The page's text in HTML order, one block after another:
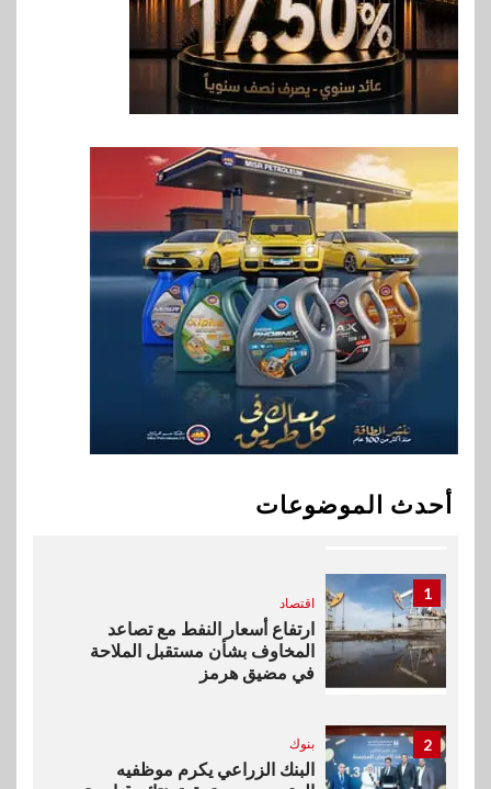
أحدث الموضوعات
فيكسد مصر و”حلول” تتشاركان
في تطوير أول منصة للسياحة
الصحية في مصر والشرق الأوسط
وأفريقيا Tour4Cure
8
سوق وصلة
هواوي: هاتف nova 15
Max بطارية ضخمة وتصميم متين
جهازًا مثاليًا للشباب
9 اقتصاد
إي اف چي فاينانس تستعرض
خطط نمو «بلد» لتعزيز حضورها
في سوق تحويلات المصريين
بالخارج
بيان توضيحي صادر عن شركة
ناتجاس
1
اقتصاد
ارتفاع أسعار النفط مع تصاعد
المخاوف بشأن مستقبل الملاحة
في مضيق هرمز
2 بنوك
البنك الزراعي يكرم موظفيه